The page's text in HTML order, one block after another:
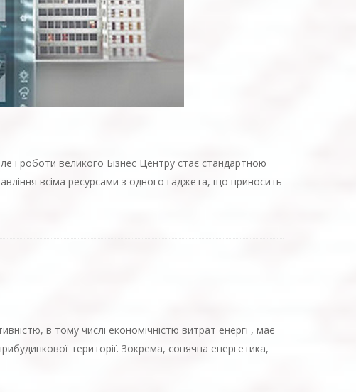
і роботи великого Бізнес Центру стає стандартною
всіма ресурсами з одного гаджета, що приносить
в тому числі економічністю витрат енергії, має
території. Зокрема, сонячна енергетика,